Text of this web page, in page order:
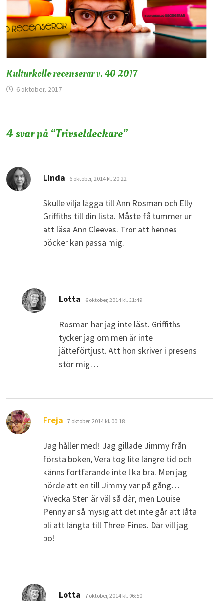
Kulturkollo recenserar v. 40 2017
6 oktober, 2017
4 svar på “Trivseldeckare”
Linda skriver:
6 oktober, 2014 kl. 20:22
Skulle vilja lägga till Ann Rosman och Elly
Griffiths till din lista. Måste få tummer ur
att läsa Ann Cleeves. Tror att hennes
böcker kan passa mig.
Lotta skriver:
6 oktober, 2014 kl. 21:49
Rosman har jag inte läst. Griffiths
tycker jag om men är inte
jätteförtjust. Att hon skriver i presens
stör mig…
Freja skriver:
7 oktober, 2014 kl. 00:18
Jag håller med! Jag gillade Jimmy från
första boken, Vera tog lite längre tid och
känns fortfarande inte lika bra. Men jag
hörde att en till Jimmy var på gång…
Vivecka Sten är väl så där, men Louise
Penny är så mysig att det inte går att låta
bli att längta till Three Pines. Där vill jag
bo!
Lotta skriver:
7 oktober, 2014 kl. 06:50